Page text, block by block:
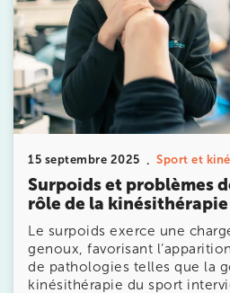
15 septembre 2025 Sport et
Surpoids et problèmes
rôle de la
Le surpoids exerce une
genoux, favorisant
de pathologies telles que la
kinésithérapie du sport
IK PARIS 8 – SAINT-
20 Rue de la Pépinière
20 Rue de la Pépinière
01 55 06 05 07
Prenez RDV sur
Prenez RDV sur
PARIS 9 – PETRELLE
6 Rue Petrelle 75009
6 Rue Petrelle 75009
01 71 97 53 67